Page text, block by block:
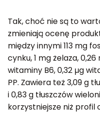
Tak, choć nie są to
zmieniają ocenę
między innymi 113 mg
cynku, 1 mg żelaza, 0,26
witaminy B6, 0,32 µg
PP. Zawiera też 3,09 g
i 0,83 g tłuszczów
korzystniejsze niż profil